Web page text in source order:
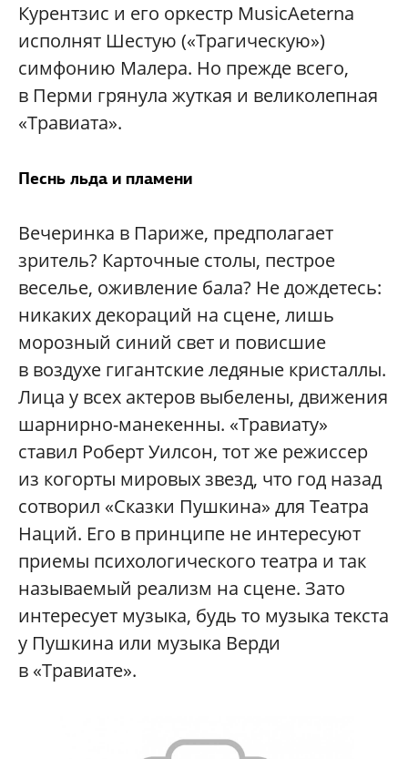
Курентзис и его оркестр MusicAeterna
исполнят Шестую («Трагическую»)
симфонию Малера. Но прежде всего,
в Перми грянула жуткая и великолепная
«Травиата».
Песнь льда и пламени
Вечеринка в Париже, предполагает
зритель? Карточные столы, пестрое
веселье, оживление бала? Не дождетесь:
никаких декораций на сцене, лишь
морозный синий свет и повисшие
в воздухе гигантские ледяные кристаллы.
Лица у всех актеров выбелены, движения
шарнирно-манекенны. «Травиату»
ставил Роберт Уилсон, тот же режиссер
из когорты мировых звезд, что год назад
сотворил «Сказки Пушкина» для Театра
Наций. Его в принципе не интересуют
приемы психологического театра и так
называемый реализм на сцене. Зато
интересует музыка, будь то музыка текста
у Пушкина или музыка Верди
в «Травиате».